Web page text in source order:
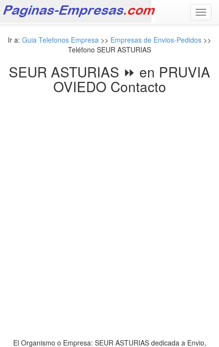
Ir a: Guia Telefonos Empresa >> Empresas de Envios-Pedidos >>
Teléfono SEUR ASTURIAS
SEUR ASTURIAS ⏩ en PRUVIA
OVIEDO Contacto
El Organismo o Empresa: SEUR ASTURIAS dedicada a Envio,